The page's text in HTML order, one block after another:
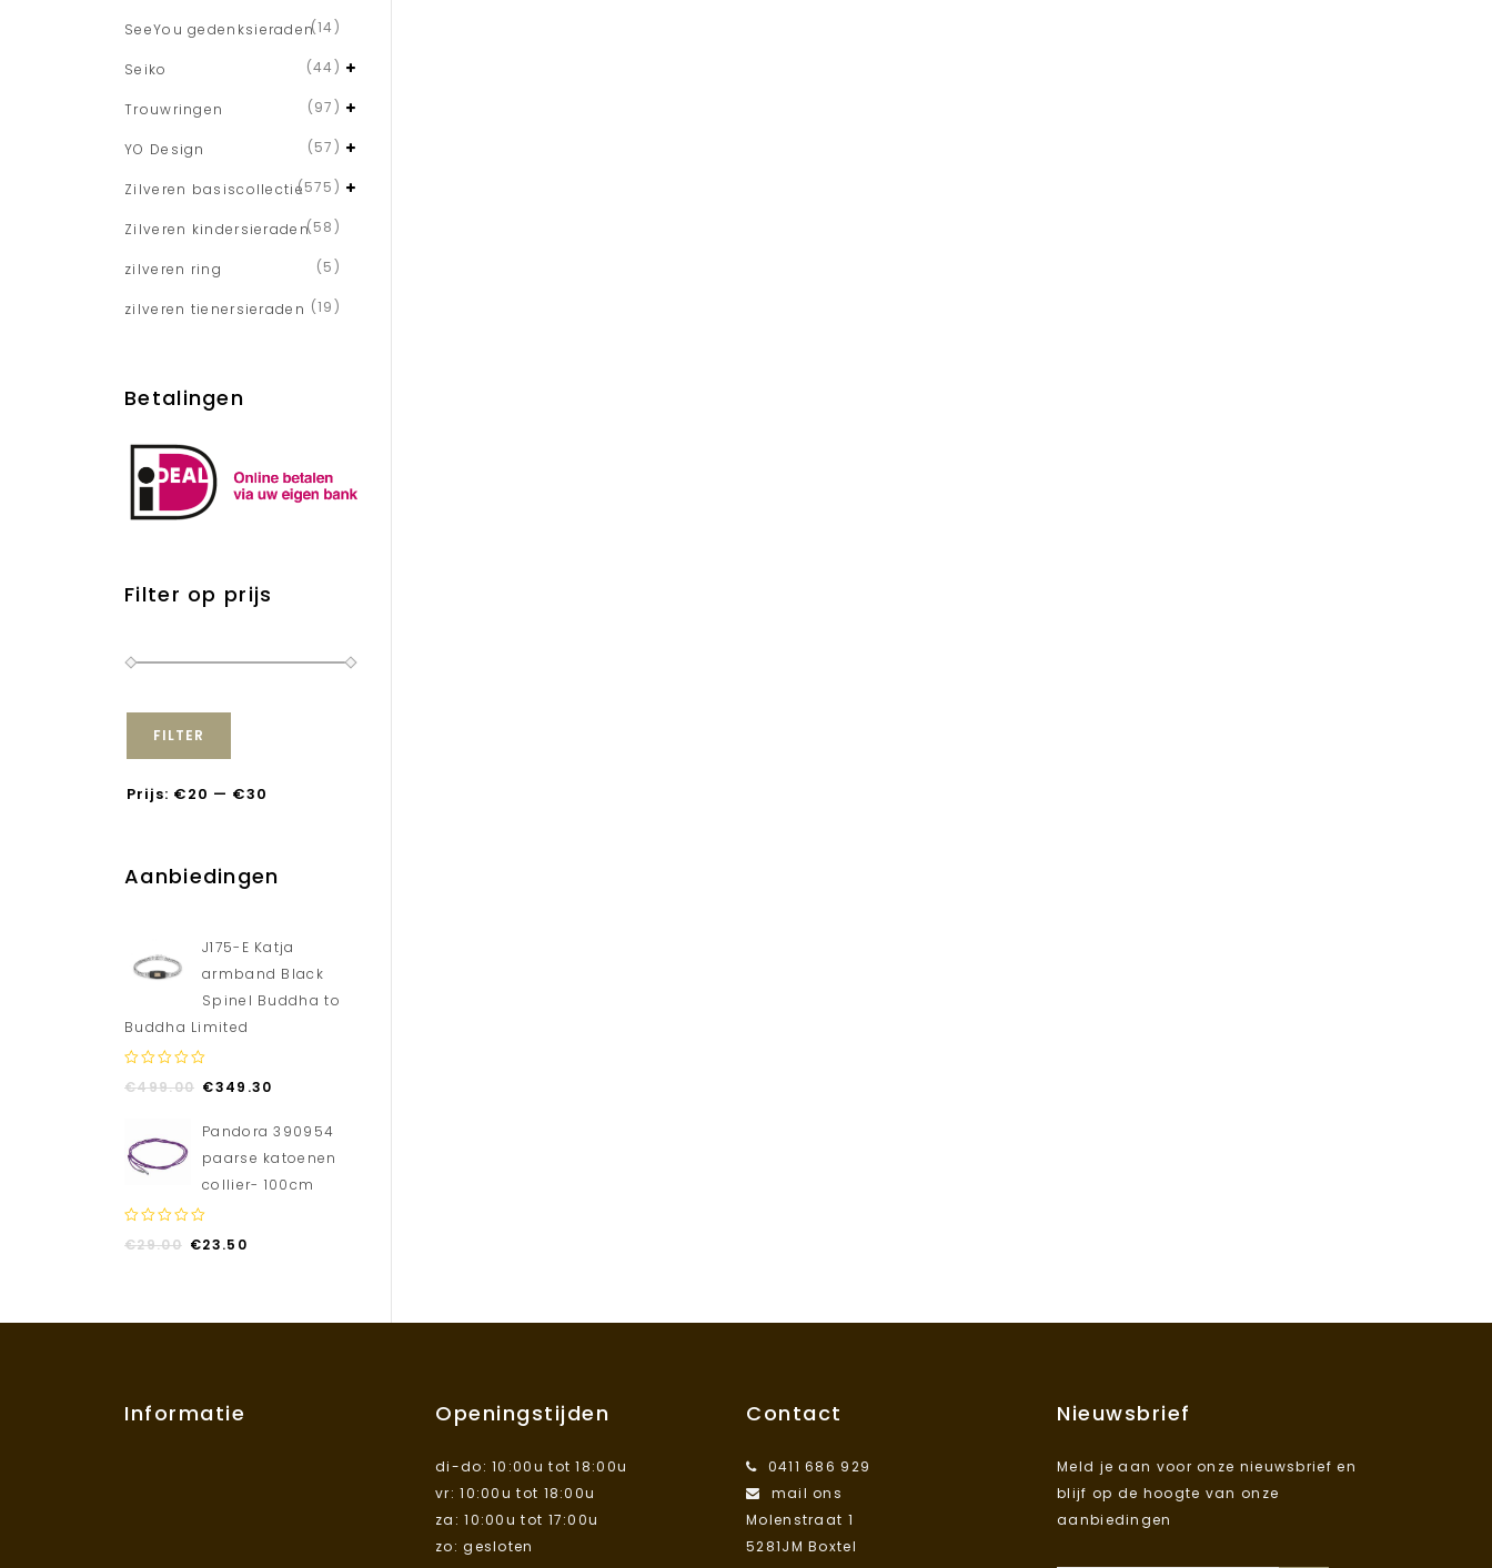
SeeYou gedenksieraden(14)
Seiko (44)
Trouwringen (97)
YO Design (57)
Zilveren basiscollectie(575)
Zilveren kindersieraden(58)
zilveren ring (5)
zilveren tienersieraden (19)
Betalingen
Filter op prijs
FILTER
Prijs: €20 — €30
Aanbiedingen
J175-E Katja
armband Black
Spinel Buddha to
Buddha Limited
out
€499.00 €349.30
Pandora 390954
paarse katoenen
collier- 100cm
out
€29.00 €23.50
Informatie Openingstijden
di-do: 10:00u tot 18:00u
vr: 10:00u tot 18:00u
za: 10:00u tot 17:00u
zo: gesloten
Contact
0411 686 929
mail ons
Molenstraat 1
5281JM Boxtel
Nieuwsbrief
Meld je aan voor onze nieuwsbrief en
blijf op de hoogte van onze
aanbiedingen